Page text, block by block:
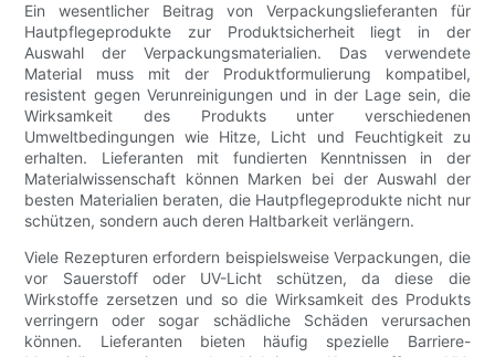
Ein wesentlicher Beitrag von Verpackungslieferanten für
Hautpflegeprodukte zur Produktsicherheit liegt in der
Auswahl der Verpackungsmaterialien. Das verwendete
Material muss mit der Produktformulierung kompatibel,
resistent gegen Verunreinigungen und in der Lage sein, die
Wirksamkeit des Produkts unter verschiedenen
Umweltbedingungen wie Hitze, Licht und Feuchtigkeit zu
erhalten. Lieferanten mit fundierten Kenntnissen in der
Materialwissenschaft können Marken bei der Auswahl der
besten Materialien beraten, die Hautpflegeprodukte nicht nur
schützen, sondern auch deren Haltbarkeit verlängern.
Viele Rezepturen erfordern beispielsweise Verpackungen, die
vor Sauerstoff oder UV-Licht schützen, da diese die
Wirkstoffe zersetzen und so die Wirksamkeit des Produkts
verringern oder sogar schädliche Schäden verursachen
können. Lieferanten bieten häufig spezielle Barriere-